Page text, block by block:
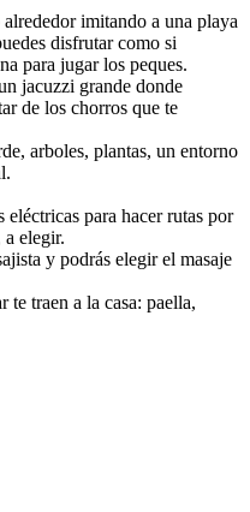
imitando a una playa
disfrutar como si
para jugar los peques.
jacuzzi grande donde
de los chorros que te
arboles, plantas, un entorno
para hacer rutas por
elegir.
y podrás elegir el masaje
te traen a la casa: paella,